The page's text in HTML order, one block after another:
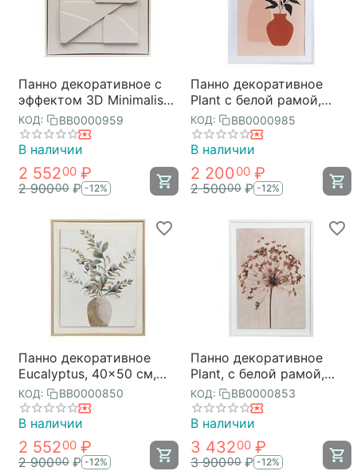
Панно декоративное с
эффектом 3D Minimalism
Triangle, 40х40 см,
Bergenson Bjorn
КОД: BB0000959
В наличии
2 55200 ₽
2 90000 ₽ -12%
Панно декоративное
Plant с белой рамой,
50х70 см, V.2, Bergenson
Bjorn
КОД: BB0000985
В наличии
2 20000 ₽
2 50000 ₽ -12%
Панно декоративное
Eucalyptus, 40x50 см,
Bergenson Bjorn
КОД: BB0000850
В наличии
2 55200 ₽
2 90000 ₽ -12%
Панно декоративное
Plant, с белой рамой,
50х70 см, Bergenson
Bjorn
КОД: BB0000853
В наличии
3 43200 ₽
3 90000 ₽ -12%